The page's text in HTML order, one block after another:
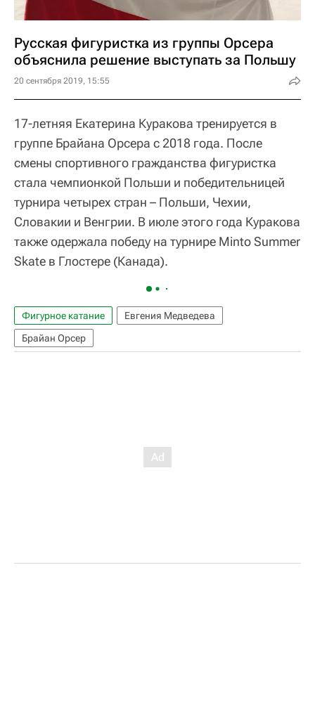
Русская фигуристка из группы Орсера
объяснила решение выступать за Польшу
20 сентября 2019, 15:55
17-летняя Екатерина Куракова тренируется в
группе Брайана Орсера с 2018 года. После
смены спортивного гражданства фигуристка
стала чемпионкой Польши и победительницей
турнира четырех стран – Польши, Чехии,
Словакии и Венгрии. В июле этого года Куракова
также одержала победу на турнире Minto Summer
Skate в Глостере (Канада).
Фигурное катание
Евгения Медведева
Брайан Орсер